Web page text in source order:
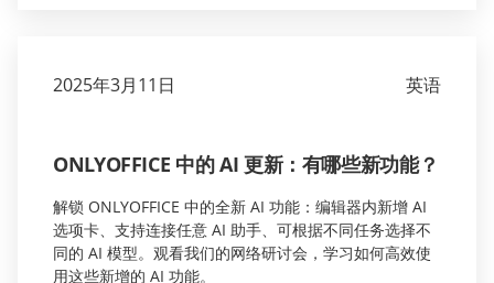
2025年3月11日 英语
ONLYOFFICE 中的 AI 更新：有哪些新功能？
解锁 ONLYOFFICE 中的全新 AI 功能：编辑器内新增 AI
选项卡、支持连接任意 AI 助手、可根据不同任务选择不
同的 AI 模型。观看我们的网络研讨会，学习如何高效使
用这些新增的 AI 功能。